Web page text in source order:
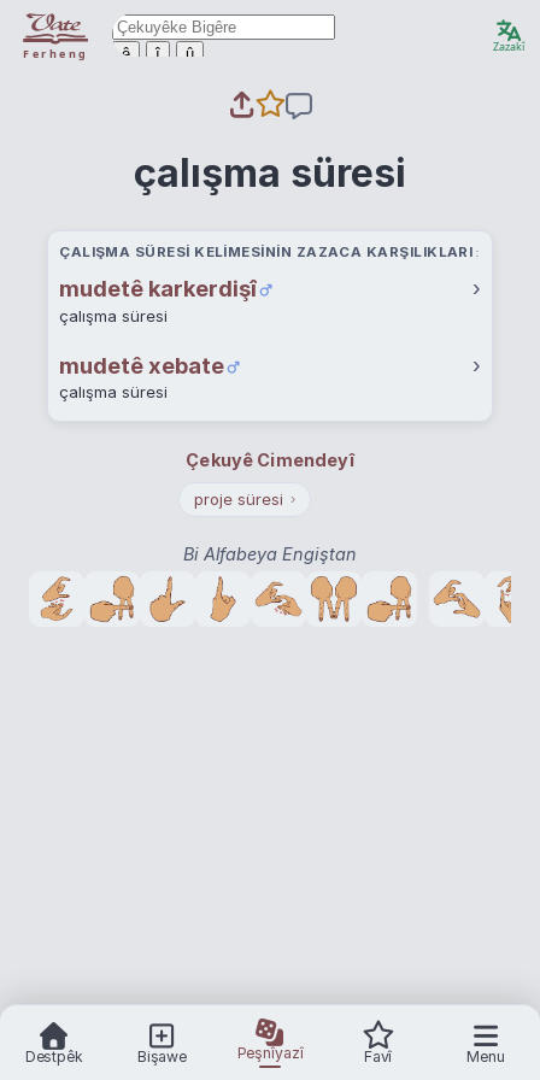
Ferheng ê î û Zazakî
çalışma süresi
ÇALIŞMA SÜRESI KELIMESININ ZAZACA KARŞILIKLARI
mudetê karkerdişî ›
çalışma süresi
mudetê xebate ›
çalışma süresi
Çekuyê Cimendeyî
proje süresi ›
Bi Alfabeya Engiştan
Destpêk Bişawe Peşnîyazî Favî Menu